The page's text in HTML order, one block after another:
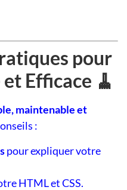
pour
Efficace 🧹
maintenable et
:
pour expliquer votre
HTML et CSS.